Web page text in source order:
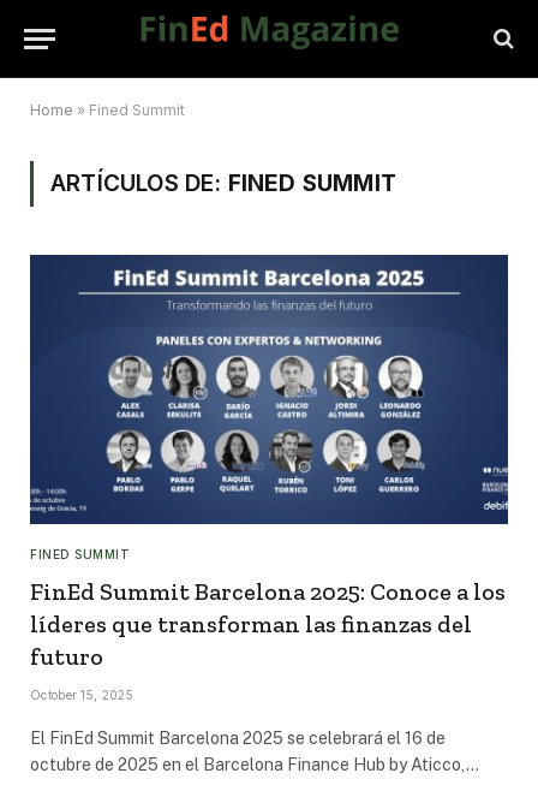
Home » Fined Summit
ARTÍCULOS DE: FINED SUMMIT
FINED SUMMIT
FinEd Summit Barcelona 2025: Conoce a los
líderes que transforman las finanzas del
futuro
October 15, 2025
El FinEd Summit Barcelona 2025 se celebrará el 16 de
octubre de 2025 en el Barcelona Finance Hub by Aticco,…